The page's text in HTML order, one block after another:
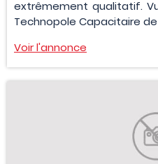
extrêmement qualitatif.
Technopole Capacitaire de
Voir l'annonce